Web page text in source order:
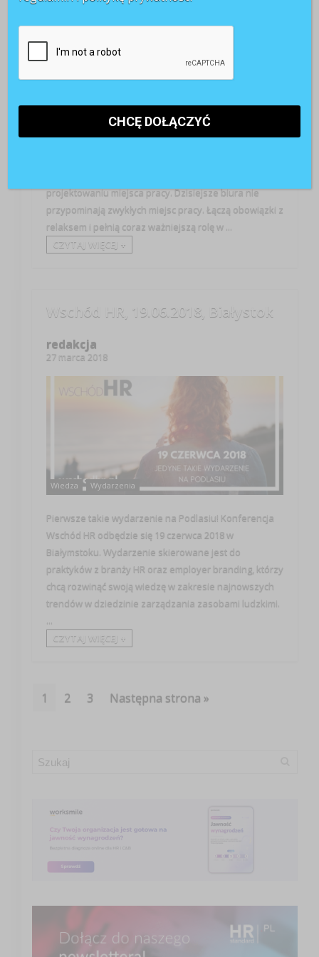
Angażowanie Wiedza
Indywidualne podejście do potrzeb pracownika,
projektowaniu miejsca pracy. Dzisiejsze biura nie
przypominają zwykłych miejsc pracy. Łączą obowiązki z
relaksem i pełnią coraz ważniejszą rolę w ...
CZYTAJ WIĘCEJ +
Wschód HR, 19.06.2018, Białystok
redakcja
27 marca 2018
Wiedza Wydarzenia
Pierwsze takie wydarzenie na Podlasiu! Konferencja
Wschód HR odbędzie się 19 czerwca 2018 w
Białymstoku. Wydarzenie skierowane jest do
praktyków z branży HR oraz employer branding, którzy
chcą rozwinąć swoją wiedzę w zakresie najnowszych
trendów w dziedzinie zarządzania zasobami ludzkimi.
...
CZYTAJ WIĘCEJ +
1 2 3 Następna strona »